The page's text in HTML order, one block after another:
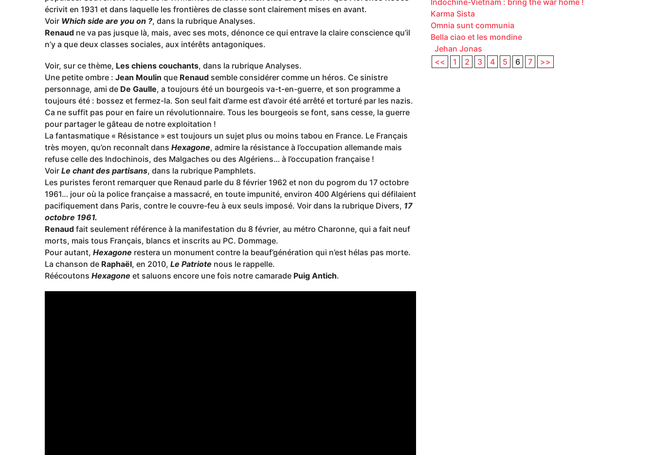
écrivit en 1931 et dans laquelle les frontières de classe sont clairement mises en avant.
Voir Which side are you on ?, dans la rubrique Analyses.
Renaud ne va pas jusque là, mais, avec ses mots, dénonce ce qui entrave la claire conscience qu’il
n’y a que deux classes sociales, aux intérêts antagoniques.
Voir, sur ce thème, Les chiens couchants, dans la rubrique Analyses.
Une petite ombre : Jean Moulin que Renaud semble considérer comme un héros. Ce sinistre
personnage, ami de De Gaulle, a toujours été un bourgeois va-t-en-guerre, et son programme a
toujours été : bossez et fermez-la. Son seul fait d’arme est d’avoir été arrêté et torturé par les nazis.
Ca ne suffit pas pour en faire un révolutionnaire. Tous les bourgeois se font, sans cesse, la guerre
pour partager le gâteau de notre exploitation !
La fantasmatique « Résistance » est toujours un sujet plus ou moins tabou en France. Le Français
très moyen, qu’on reconnaît dans Hexagone, admire la résistance à l’occupation allemande mais
refuse celle des Indochinois, des Malgaches ou des Algériens… à l’occupation française !
Voir Le chant des partisans, dans la rubrique Pamphlets.
Les puristes feront remarquer que Renaud parle du 8 février 1962 et non du pogrom du 17 octobre
1961… jour où la police française a massacré, en toute impunité, environ 400 Algériens qui défilaient
pacifiquement dans Paris, contre le couvre-feu à eux seuls imposé. Voir dans la rubrique Divers, 17
octobre 1961.
Renaud fait seulement référence à la manifestation du 8 février, au métro Charonne, qui a fait neuf
morts, mais tous Français, blancs et inscrits au PC. Dommage.
Pour autant, Hexagone restera un monument contre la beauf’génération qui n’est hélas pas morte.
La chanson de Raphaël, en 2010, Le Patriote nous le rappelle.
Réécoutons Hexagone et saluons encore une fois notre camarade Puig Antich.
Karma Sista
Omnia sunt communia
Bella ciao et les mondine
Jehan Jonas
<<
1 2 3 4 5 6 7 >>